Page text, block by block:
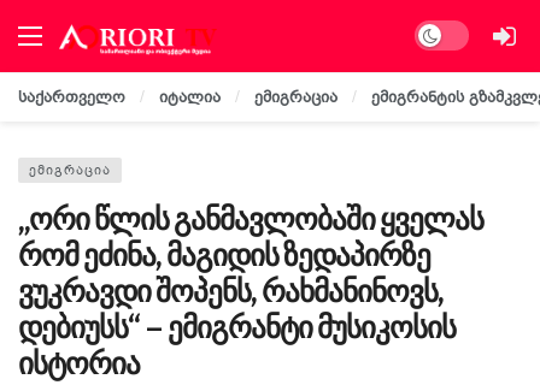
Dark mode
საქართველო იტალია ემიგრაცია ემიგრანტის
ᲔᲛᲘᲒᲠᲐᲪᲘᲐ
„ორი წლის განმავლობაში ყველას
რომ ეძინა, მაგიდის ზედაპირზე
ვუკრავდი შოპენს, რახმანინოვს,
დებიუსს“ – ემიგრანტი მუსიკოსის
ისტორია